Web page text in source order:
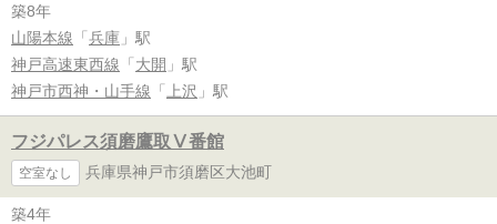
築8年
山陽本線 「 兵庫 」駅
神戸高速東西線 「 大開 」駅
神戸市西神・山手線 「 上沢 」駅
フジパレス須磨鷹取Ⅴ番館
空室なし 兵庫県神戸市須磨区大池町
築4年